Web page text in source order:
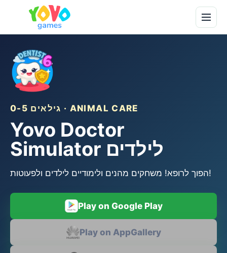
גילאים 0-5 · ANIMAL CARE
Yovo Doctor
Simulator לילדים
הפוך לרופא! משחקים מהנים ולימודיים לילדים ולפעוטות!
Play on Google Play
Play on AppGallery